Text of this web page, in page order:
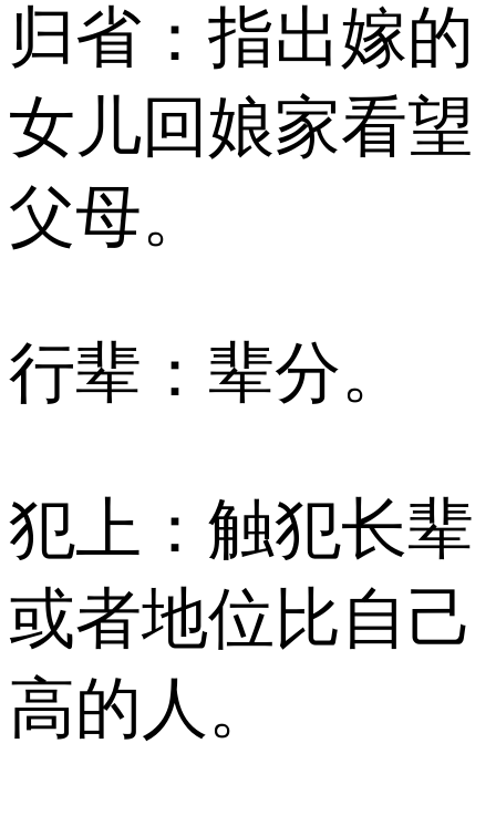
归省：指出嫁的
女儿回娘家看望
父母。
行辈：辈分。
犯上：触犯长辈
或者地位比自己
高的人。